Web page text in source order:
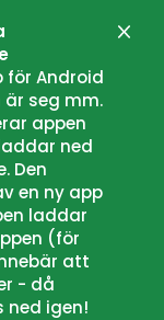
för Android
seg mm.
appen
ned
Den
en ny app
laddar
(för
att
- då
ned igen!